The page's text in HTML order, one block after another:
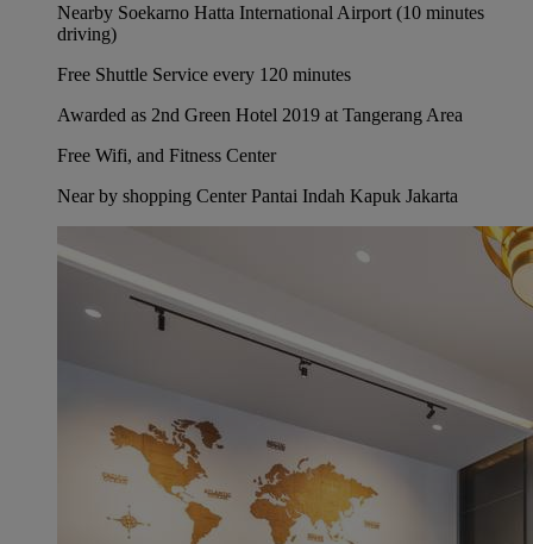
Nearby Soekarno Hatta International Airport (10 minutes
driving)
Free Shuttle Service every 120 minutes
Awarded as 2nd Green Hotel 2019 at Tangerang Area
Free Wifi, and Fitness Center
Near by shopping Center Pantai Indah Kapuk Jakarta